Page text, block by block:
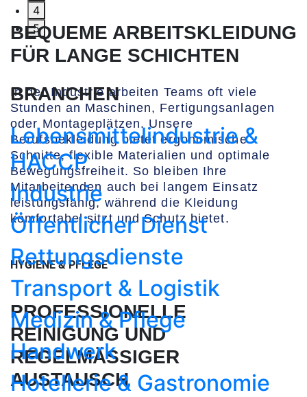
BEQUEME ARBEITSKLEIDUNG
FÜR LANGE SCHICHTEN
In der Industrie arbeiten Teams oft viele
Stunden an Maschinen, Fertigungsanlagen
oder Montageplätzen. Unsere
Berufsbekleidung bietet ergonomische
Schnitte, flexible Materialien und optimale
Bewegungsfreiheit. So bleiben Ihre
Mitarbeitenden auch bei langem Einsatz
leistungsfähig, während die Kleidung
komfortabel sitzt und Schutz bietet.
HYGIENE & PFLEGE
PROFESSIONELLE
REINIGUNG UND
REGELMÄSSIGER A
USTAUSCH
4
5
BRANCHEN
Lebensmittel­industrie &
HACCP
Industrie
Öffentlicher Dienst
Rettungsdienste
Transport & Logistik
Medizin & Pflege
Handwerk
Hotellerie & Gastronomie